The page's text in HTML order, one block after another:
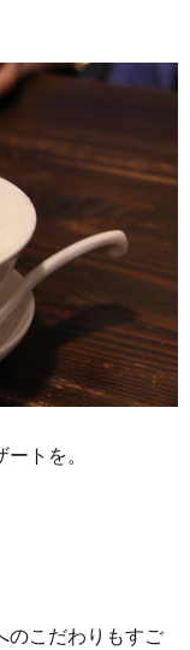
トを。
のこだわりもすご